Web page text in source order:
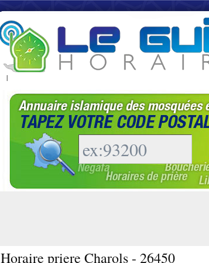
|
Horaire priere Charols - 26450